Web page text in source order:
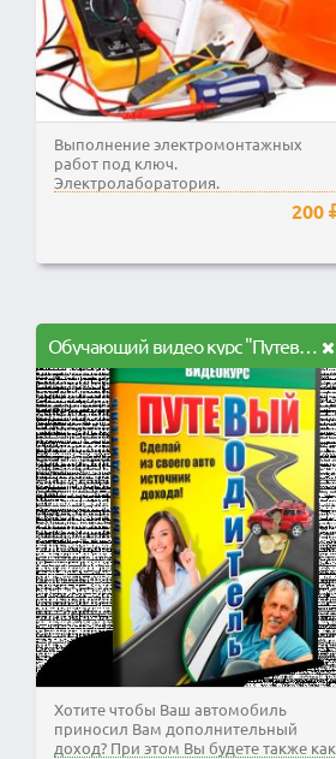
Выполнение электромонтажных
работ под ключ.
Электролаборатория.
200
Обучающий видео курс "Путевый Водитель"
Хотите чтобы Ваш автомобиль
приносил Вам дополнительный
доход? При этом Вы будете также как